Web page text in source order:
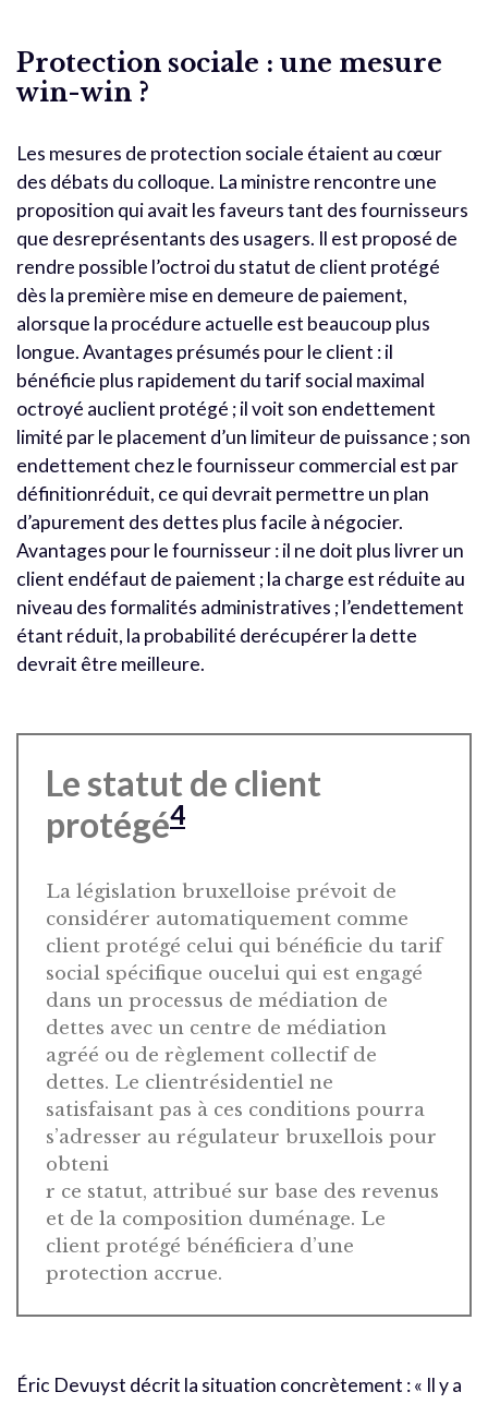
Protection sociale : une mesure
win-win ?
Les mesures de protection sociale étaient au cœur
des débats du colloque. La ministre rencontre une
proposition qui avait les faveurs tant des fournisseurs
que desreprésentants des usagers. Il est proposé de
rendre possible l’octroi du statut de client protégé
dès la première mise en demeure de paiement,
alorsque la procédure actuelle est beaucoup plus
longue. Avantages présumés pour le client : il
bénéficie plus rapidement du tarif social maximal
octroyé auclient protégé ; il voit son endettement
limité par le placement d’un limiteur de puissance ; son
endettement chez le fournisseur commercial est par
définitionréduit, ce qui devrait permettre un plan
d’apurement des dettes plus facile à négocier.
Avantages pour le fournisseur : il ne doit plus livrer un
client endéfaut de paiement ; la charge est réduite au
niveau des formalités administratives ; l’endettement
étant réduit, la probabilité derécupérer la dette
devrait être meilleure.
Le statut de client
protégé4
La législation bruxelloise prévoit de
considérer automatiquement comme
client protégé celui qui bénéficie du tarif
social spécifique oucelui qui est engagé
dans un processus de médiation de
dettes avec un centre de médiation
agréé ou de règlement collectif de
dettes. Le clientrésidentiel ne
satisfaisant pas à ces conditions pourra
s’adresser au régulateur bruxellois pour
obteni
r ce statut, attribué sur base des revenus
et de la composition duménage. Le
client protégé bénéficiera d’une
protection accrue.
Éric Devuyst décrit la situation concrètement : « Il y a